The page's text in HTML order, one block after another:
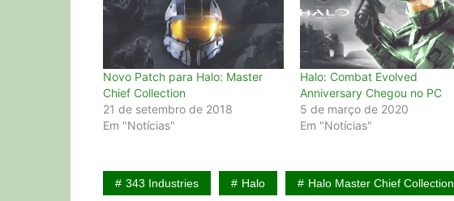
Novo Patch para Halo: Master
Chief Collection
21 de setembro de 2018
Em "Notícias"
Halo: Combat Evolved
Anniversary Chegou no PC
5 de março de 2020
Em "Notícias"
343 Industries Halo Halo Master Chief Collection